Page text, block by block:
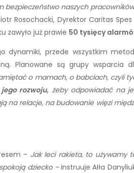
naszych
Rosochacki, Dyrektor Caritas
zawyło już prawie 50 tysięcy
dynamiki, przede wszystkim
Planowane są grupy wsparcia
o mamach, o babciach, czyli
rozwoju, żeby odpowiadać na
na relacje, na budowanie więzi
– Jak leci rakieta, to używamy
dziecko –instruuje Ałła